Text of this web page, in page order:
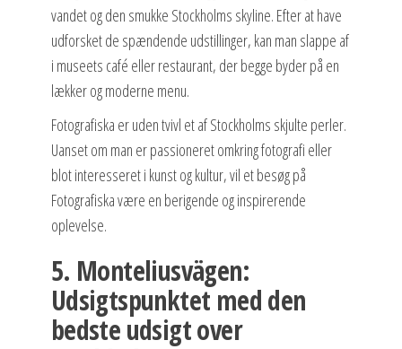
vandet og den smukke Stockholms skyline. Efter at have
udforsket de spændende udstillinger, kan man slappe af
i museets café eller restaurant, der begge byder på en
lækker og moderne menu.
Fotografiska er uden tvivl et af Stockholms skjulte perler.
Uanset om man er passioneret omkring fotografi eller
blot interesseret i kunst og kultur, vil et besøg på
Fotografiska være en berigende og inspirerende
oplevelse.
5. Monteliusvägen:
Udsigtspunktet med den
bedste udsigt over